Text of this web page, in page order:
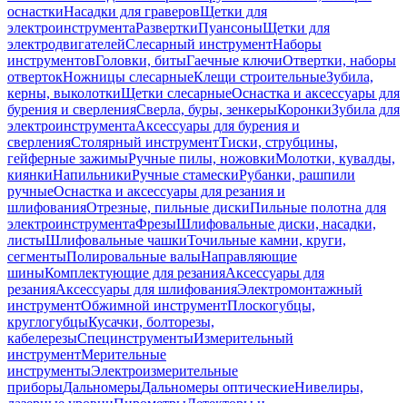
оснасткиНасадки для граверовЩетки для
электроинструментаРазверткиПуансоныЩетки для
электродвигателейСлесарный инструментНаборы
инструментовГоловки, битыГаечные ключиОтвертки, наборы
отвертокНожницы слесарныеКлещи строительныеЗубила,
керны, выколоткиЩетки слесарныеОснастка и аксессуары для
бурения и сверленияСверла, буры, зенкерыКоронкиЗубила для
электроинструментаАксессуары для бурения и
сверленияСтолярный инструментТиски, струбцины,
гейферные зажимыРучные пилы, ножовкиМолотки, кувалды,
киянкиНапильникиРучные стамескиРубанки, рашпили
ручныеОснастка и аксессуары для резания и
шлифованияОтрезные, пильные дискиПильные полотна для
электроинструментаФрезыШлифовальные диски, насадки,
листыШлифовальные чашкиТочильные камни, круги,
сегментыПолировальные валыНаправляющие
шиныКомплектующие для резанияАксессуары для
резанияАксессуары для шлифованияЭлектромонтажный
инструментОбжимной инструментПлоскогубцы,
круглогубцыКусачки, болторезы,
кабелерезыСпецинструментыИзмерительный
инструментМерительные
инструментыЭлектроизмерительные
приборыДальномерыДальномеры оптическиеНивелиры,